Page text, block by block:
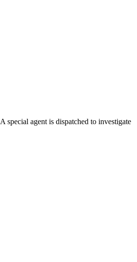
A special agent is dispatched to investigate